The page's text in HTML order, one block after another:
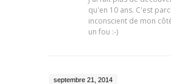
qu'en 10 ans. C'est
inconscient de mon
un fou :-)
septembre 21, 2014